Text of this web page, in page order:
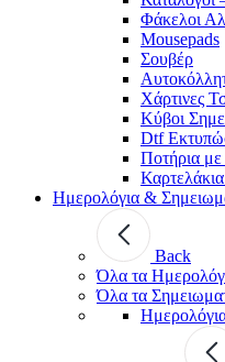
Φάκελοι
Mousepads
Σουβέρ
Χάρτινες
Κύβοι
Dtf
Ποτήρια
Ημερολόγια &
Back
Όλα τα
Όλα τα